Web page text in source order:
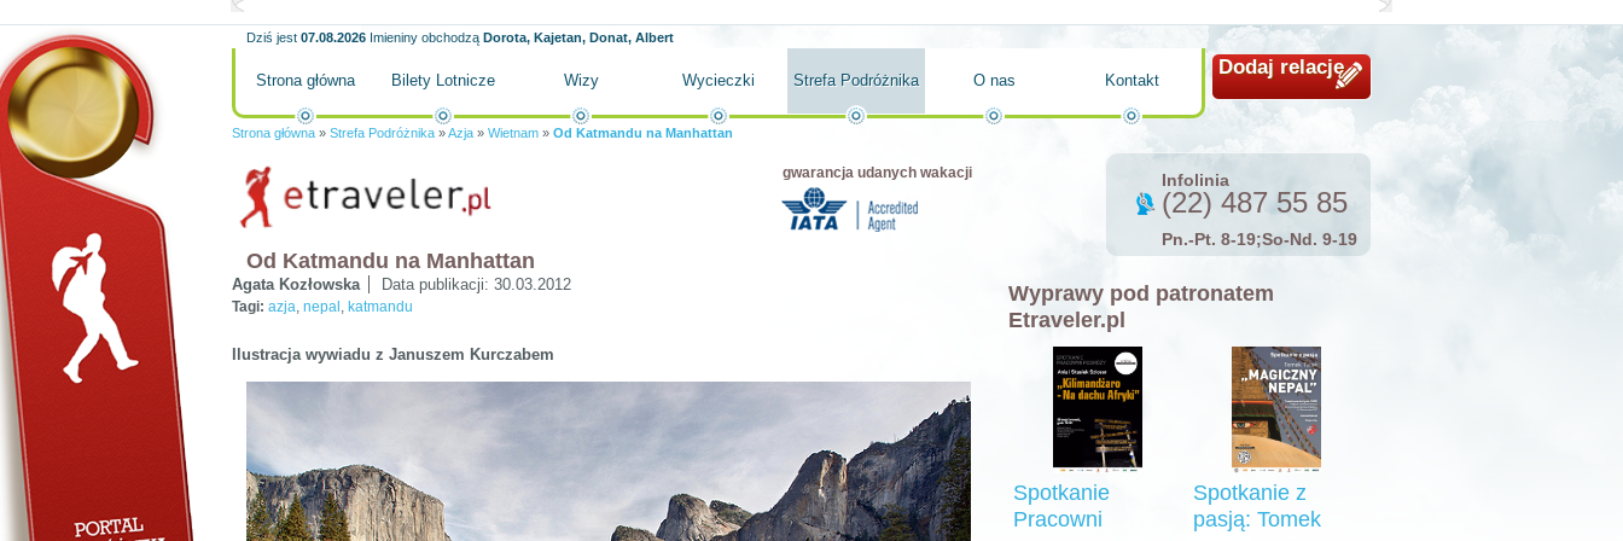
Dziś jest 07.08.2026 Imieniny obchodzą Dorota, Kajetan, Donat, Albert
Dodaj relację
Strona główna Bilety Lotnicze Wizy Wycieczki Strefa Podróżnika O nas Kontakt
Strona główna » Strefa Podróżnika »Azja » Wietnam » Od Katmandu na Manhattan
gwarancja udanych wakacji
Od Katmandu na Manhattan
Agata Kozłowska Data publikacji: 30.03.2012
Tagi: azja, nepal , katmandu
Ilustracja wywiadu z Januszem Kurczabem
Infolinia
(22) 487 55 85
Pn.-Pt. 8-19;So-Nd. 9-19
Wyprawy pod patronatem
Etraveler.pl
Spotkanie
Pracowni
Spotkanie z
pasją: Tomek